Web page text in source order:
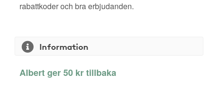
rabattkoder och bra erbjudanden.
Information
Albert ger 50 kr tillbaka